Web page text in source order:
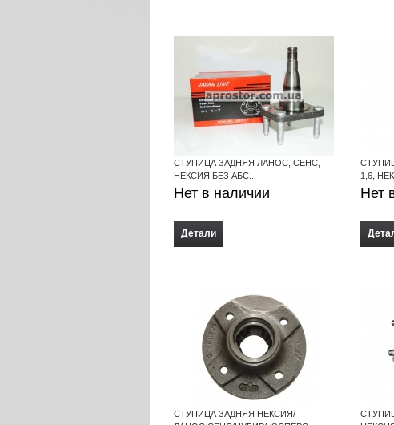
СТУПИЦА ЗАДНЯЯ ЛАНОС, СЕНС,
НЕКСИЯ БЕЗ АБС...
Нет в наличии
Детали
1,6,
Нет
СТУПИЦА ЗАДНЯЯ НЕКСИЯ/